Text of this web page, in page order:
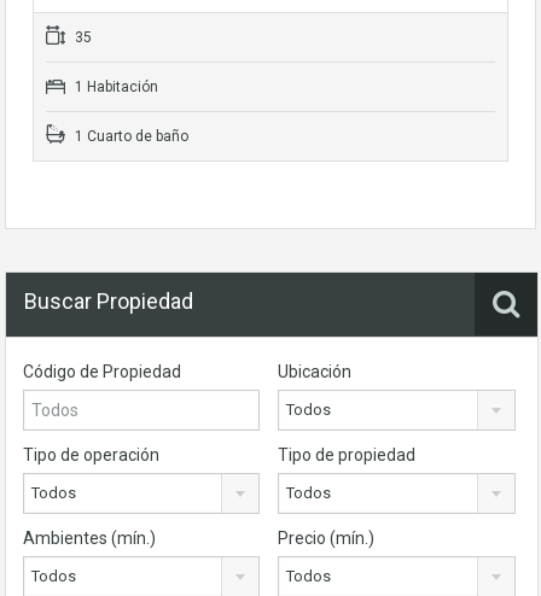
35
1 Habitación
1 Cuarto de baño
Buscar Propiedad
Código de Propiedad Ubicación
Todos
Tipo de operación
Todos
Tipo de propiedad
Todos
Ambientes (mín.)
Todos
Precio (mín.)
Todos